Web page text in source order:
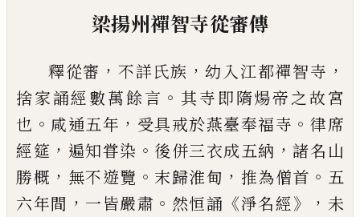
梁揚州禪智寺從審傳
釋從審 ， 不詳氏族 ， 幼入江都禪智寺 ，
捨家誦經數萬餘言 。其寺即隋煬帝之故宮
也 。 咸通五年 ， 受具戒於燕臺奉福寺 。 律席
經筵 ， 遍知甞染 。 後併三衣成五納 ，諸名山
勝概 ， 無不遊覽 。 末歸淮甸 ， 推為僧首 。 五
六年間 ， 一皆嚴肅 。 然恒誦 《淨名經》， 未